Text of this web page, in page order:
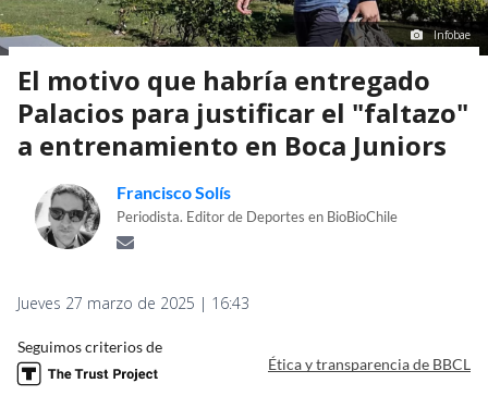
Infobae
El motivo que habría entregado
Palacios para justificar el "faltazo"
a entrenamiento en Boca Juniors
Francisco Solís
Periodista. Editor de Deportes en BioBioChile
Jueves 27 marzo de 2025 | 16:43
Seguimos criterios de
Ética y transparencia de BBCL